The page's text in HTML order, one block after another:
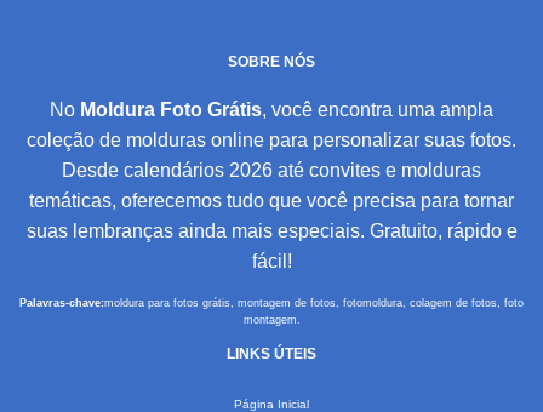
SOBRE NÓS
No Moldura Foto Grátis, você encontra uma ampla
coleção de molduras online para personalizar suas fotos.
Desde calendários 2026 até convites e molduras
temáticas, oferecemos tudo que você precisa para tornar
suas lembranças ainda mais especiais. Gratuito, rápido e
fácil!
Palavras-chave:moldura para fotos grátis, montagem de fotos, fotomoldura, colagem de fotos, foto
montagem.
LINKS ÚTEIS
Página Inicial